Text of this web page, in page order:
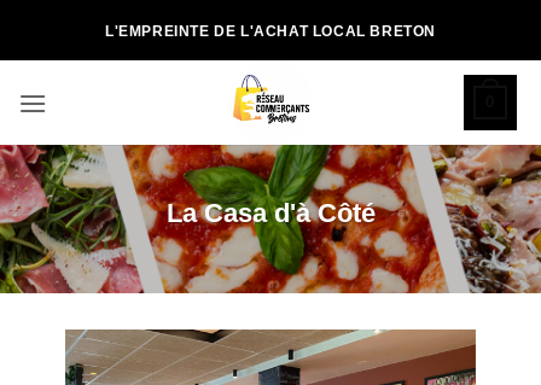
L'EMPREINTE DE L'ACHAT LOCAL BRETON
La Casa d'à Côté